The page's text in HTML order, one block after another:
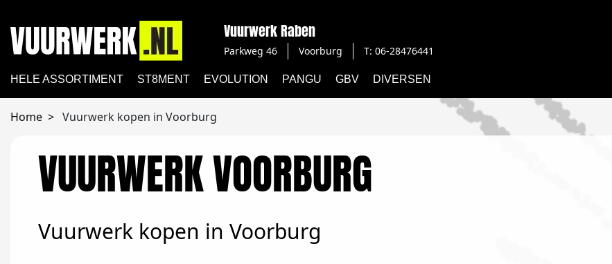
Vuurwerk Raben
Parkweg 46 Voorburg T: 06-28476441
HELE ASSORTIMENT ST8MENT EVOLUTION PANGU GBV DIVERSEN
Home Vuurwerk kopen in Voorburg
VUURWERK VOORBURG
Vuurwerk kopen in Voorburg